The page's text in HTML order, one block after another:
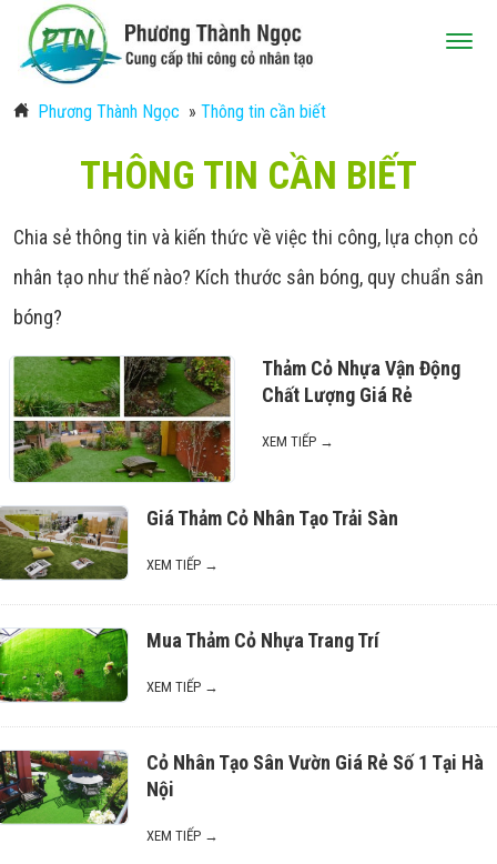
Phương Thành Ngọc » Thông tin cần biết
THÔNG TIN CẦN BIẾT
Chia sẻ thông tin và kiến thức về việc thi công, lựa chọn cỏ
nhân tạo như thế nào? Kích thước sân bóng, quy chuẩn sân
bóng?
Thảm Cỏ Nhựa Vận Động
Chất Lượng Giá Rẻ
XEM TIẾP →
Giá Thảm Cỏ Nhân Tạo Trải Sàn
XEM TIẾP →
Mua Thảm Cỏ Nhựa Trang Trí
XEM TIẾP →
Cỏ Nhân Tạo Sân Vườn Giá Rẻ Số 1 Tại Hà
Nội
XEM TIẾP →